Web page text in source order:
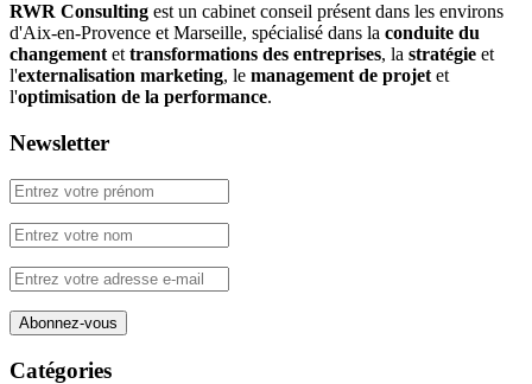
RWR Consulting est un cabinet conseil présent dans les environs
d'Aix-en-Provence et Marseille, spécialisé dans la conduite du
changementettransformations des entreprises, la stratégie et
l'externalisation marketing, le management de projetet
l'optimisation de la performance.
Newsletter
Catégories